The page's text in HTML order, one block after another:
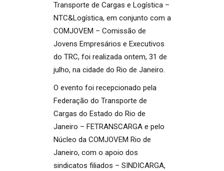
Transporte de Cargas e Logística –
NTC&Logística, em conjunto com a
COMJOVEM – Comissão de
Jovens Empresários e Executivos
do TRC, foi realizada ontem, 31 de
julho, na cidade do Rio de Janeiro.
O evento foi recepcionado pela
Federação do Transporte de
Cargas do Estado do Rio de
Janeiro – FETRANSCARGA e pelo
Núcleo da COMJOVEM Rio de
Janeiro, com o apoio dos
sindicatos filiados – SINDICARGA,